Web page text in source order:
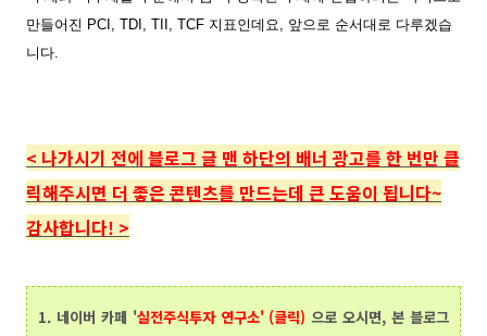
만들어진 PCI, TDI, TII, TCF 지표인데요, 앞으로 순서대로 다루겠습
니다.
< 나가시기 전에 블로그 글 맨 하단의 배너 광고를 한 번만 클
릭해주시면 더 좋은 콘텐츠를 만드는데 큰 도움이 됩니다~
감사합니다! >
1. 네이버 카페 '실전주식투자 연구소' (클릭) 으로 오시면, 본 블로그